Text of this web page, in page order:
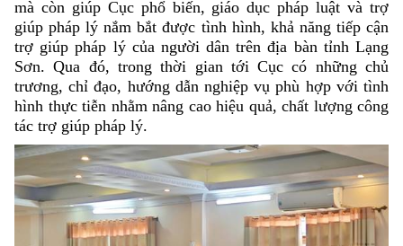
mà còn giúp Cục phổ biến, giáo dục pháp luật và trợ
giúp pháp lý nắm bắt được tình hình, khả năng tiếp cận
trợ giúp pháp lý của người dân trên địa bàn tỉnh Lạng
Sơn. Qua đó, trong thời gian tới Cục có những chủ
trương, chỉ đạo, hướng dẫn nghiệp vụ phù hợp với tình
hình thực tiễn nhằm nâng cao hiệu quả, chất lượng công
tác trợ giúp pháp lý.